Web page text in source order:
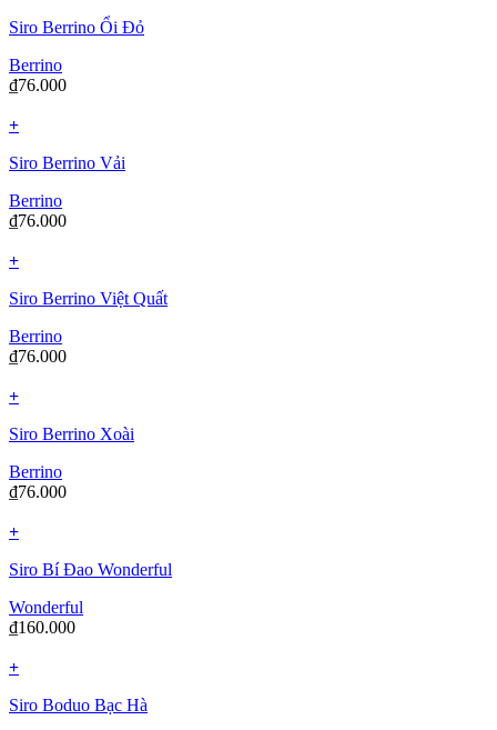
Siro Berrino Ổi Đỏ
Berrino
₫76.000
+
Siro Berrino Vải
Berrino
₫76.000
+
Siro Berrino Việt Quất
Berrino
₫76.000
+
Siro Berrino Xoài
Berrino
₫76.000
+
Siro Bí Đao Wonderful
Wonderful
₫160.000
+
Siro Boduo Bạc Hà